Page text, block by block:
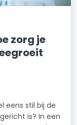
zorg je
eens stil bij de
is? In een